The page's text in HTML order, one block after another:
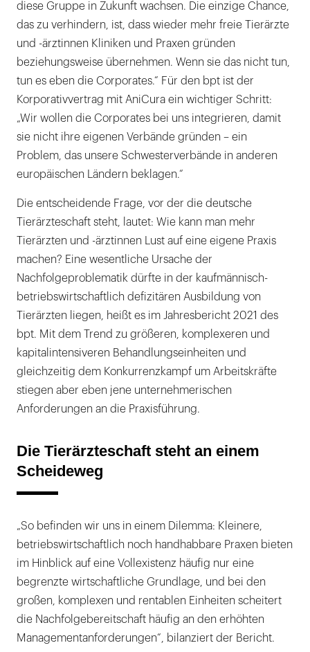
diese Gruppe in Zukunft wachsen. Die einzige Chance,
das zu verhindern, ist, dass wieder mehr freie Tierärzte
und -ärztinnen Kliniken und Praxen gründen
beziehungsweise übernehmen. Wenn sie das nicht tun,
tun es eben die Corporates.“ Für den bpt ist der
Korporativvertrag mit AniCura ein wichtiger Schritt:
„Wir wollen die Corporates bei uns integrieren, damit
sie nicht ihre eigenen Verbände gründen – ein
Problem, das unsere Schwesterverbände in anderen
europäischen Ländern beklagen.“
Die entscheidende Frage, vor der die deutsche
Tierärzteschaft steht, lautet: Wie kann man mehr
Tierärzten und -ärztinnen Lust auf eine eigene Praxis
machen? Eine wesentliche Ursache der
Nachfolgeproblematik dürfte in der kaufmännisch-
betriebswirtschaftlich defizitären Ausbildung von
Tierärzten liegen, heißt es im Jahresbericht 2021 des
bpt. Mit dem Trend zu größeren, komplexeren und
kapitalintensiveren Behandlungseinheiten und
gleichzeitig dem Konkurrenzkampf um Arbeitskräfte
stiegen aber eben jene unternehmerischen
Anforderungen an die Praxisführung.
Die Tierärzteschaft steht an einem
Scheideweg
„So befinden wir uns in einem Dilemma: Kleinere,
betriebswirtschaftlich noch handhabbare Praxen bieten
im Hinblick auf eine Vollexistenz häufig nur eine
begrenzte wirtschaftliche Grundlage, und bei den
großen, komplexen und rentablen Einheiten scheitert
die Nachfolgebereitschaft häufig an den erhöhten
Managementanforderungen“, bilanziert der Bericht.